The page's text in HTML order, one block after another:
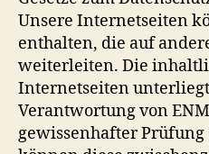
Unsere Internetseiten
enthalten, die auf
weiterleiten. Die
Internetseiten
Verantwortung von
gewissenhafter